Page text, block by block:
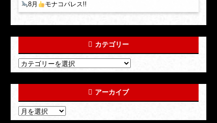
8月 モナコパレス!!
カテゴリー
アーカイブ